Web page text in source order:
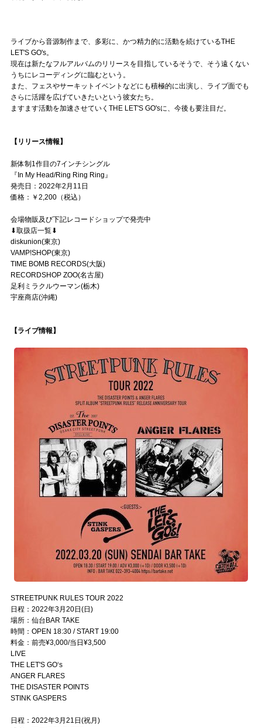
ライブから音源制作まで、多彩に、かつ精力的に活動を続けているTHE
LET'S GO's。
現在は新たなフルアルバムのリリースを目指しているそうで、そう遠くない
うちにレコーディングに臨むという。
また、フェスやサーキットイベントなどにも積極的に出演し、ライブ面でも
さらに活躍を広げていきたいという彼女たち。
ますます活動を加速させていくTHE LET'S GO'sに、今後も要注目だ。
【リリース情報】
新体制1作目の7インチシングル
『In My Head/Ring Ring Ring』
発売日：2022年2月11日
価格：￥2,200（税込）
会場物販及び下記レコードショップで発売中
⬇取扱店一覧⬇︎
diskunion(東京)
VAMP!SHOP(東京)
TIME BOMB RECORDS(大阪)
RECORDSHOP ZOO(名古屋)
足利ミラクルウーマン(栃木)
宇座商店(沖縄)
【ライブ情報】
STREETPUNK RULES TOUR 2022
日程：2022年3月20日(日)
場所：仙台BAR TAKE
時間：OPEN 18:30 / START 19:00
料金：前売¥3,000/当日¥3,500
LIVE
THE LET'S GO‘s
ANGER FLARES
THE DISASTER POINTS
STINK GASPERS
日程：2022年3月21日(祝月)